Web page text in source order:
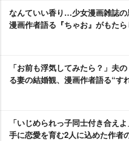
なんていい香り…少女漫画雑誌
漫画作者語る『ちゃお』がもた
「お前も浮気してみたら？」夫
る妻の結婚観、漫画作者語る“す
「いじめられっ子同士付き合え
手に恋愛を育む2人に込めた作者